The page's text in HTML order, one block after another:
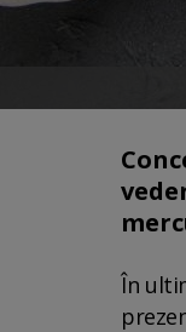
În